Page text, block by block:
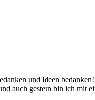
und Ideen bedanken!
auch gestern bin ich mit